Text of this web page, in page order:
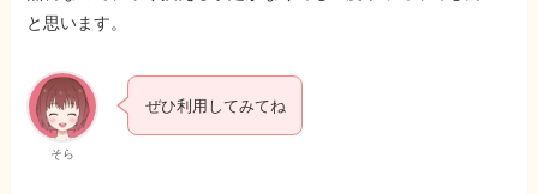
と思います。
そら
ぜひ利用してみてね